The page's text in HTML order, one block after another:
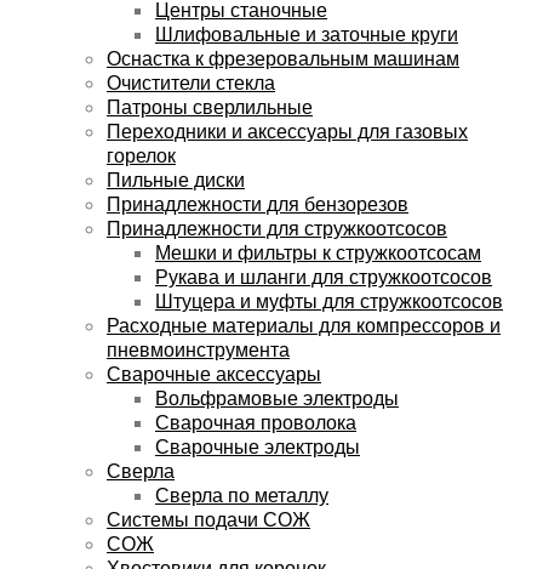
Центры станочные
Шлифовальные и заточные круги
Оснастка к фрезеровальным машинам
Очистители стекла
Патроны сверлильные
Переходники и аксессуары для газовых
горелок
Пильные диски
Принадлежности для бензорезов
Принадлежности для стружкоотсосов
Мешки и фильтры к стружкоотсосам
Рукава и шланги для стружкоотсосов
Штуцера и муфты для стружкоотсосов
Расходные материалы для компрессоров и
пневмоинструмента
Сварочные аксессуары
Вольфрамовые электроды
Сварочная проволока
Сварочные электроды
Сверла
Сверла по металлу
Системы подачи СОЖ
СОЖ